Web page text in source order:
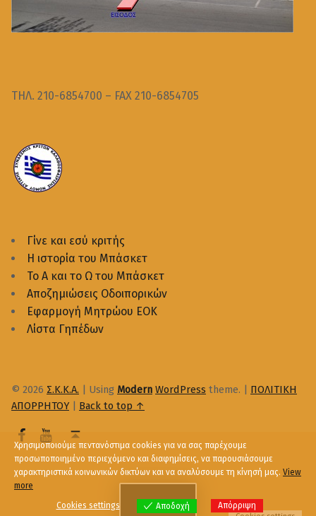
Menu
ΤΗΛ. 210-6854700 – FAX 210-6854705
Γίνε και εσύ κριτής
Η ιστορία του Μπάσκετ
Το Α και το Ω του Μπάσκετ
Αποζημιώσεις Οδοιπορικών
Εφαρμογή Μητρώου ΕΟΚ
Λίστα Γηπέδων
© 2026 Σ.Κ.Κ.Α. | Using Modern WordPress theme. | ΠΟΛΙΤΙΚΗ
ΑΠΟΡΡΗΤΟΥ | Back to top ↑
Χρησιμοποιούμε πεντανόστιμα cookies για να σας παρέχουμε
προσωποποιημένο περιεχόμενο και διαφημίσεις, να παρουσιάσουμε
χαρακτηριστικά κοινωνικών δικτύων και να αναλύσουμε τη κίνησή μας. View
more
Cookies settings
Αποδοχή Απόρριψη